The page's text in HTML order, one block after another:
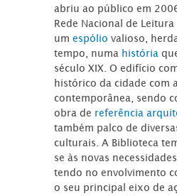
abriu ao público em
Rede Nacional de Leitura
umespóliovalioso,
tempo, numa história
século XIX. O edifício
histórico da cidade com
contemporânea, sendo
obra de referência
também palco de
culturais. A Biblioteca
se às novas
tendo no envolvimento
o seu principal eixo de